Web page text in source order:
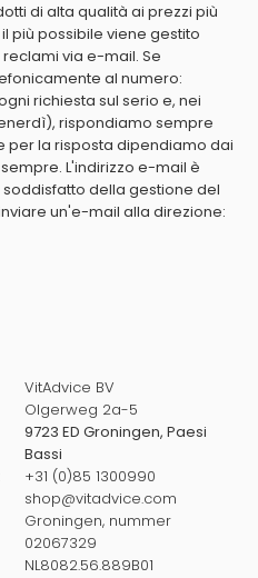
di alta qualità ai prezzi più
più possibile viene gestito
via e-mail. Se
al numero:
richiesta sul serio e, nei
rispondiamo sempre
per la risposta dipendiamo dai
L'indirizzo e-mail è
soddisfatto della gestione del
un'e-mail alla direzione:
VitAdvice BV
Olgerweg 2a-5
9723 ED Groningen, Paesi
Bassi
+31 (0)85 1300990
shop@vitadvice.com
Groningen, nummer
02067329
NL8082.56.889B01